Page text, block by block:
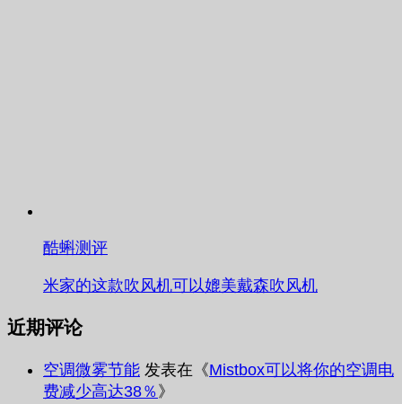
酷蝌测评
米家的这款吹风机可以媲美戴森吹风机
近期评论
空调微雾节能 发表在《Mistbox可以将你的空调电
费减少高达38％ 》